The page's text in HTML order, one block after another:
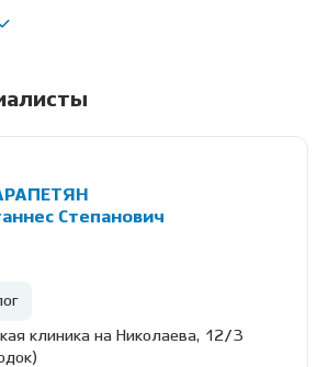
лечение кариеса у детей, лечение
Профессиональные навыки:
лечение под седацией, прием
адаптация к
Степанович
клиника на Николаева, 12/3